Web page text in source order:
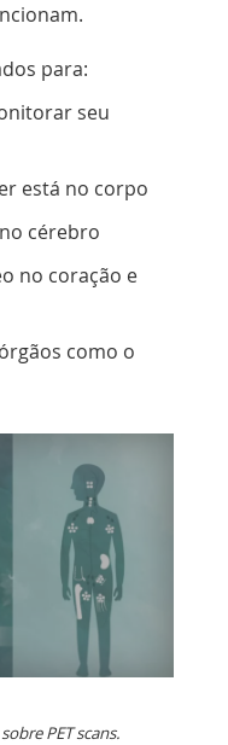
para:
seu
está no corpo
no cérebro
no coração e
como o
PET scans.